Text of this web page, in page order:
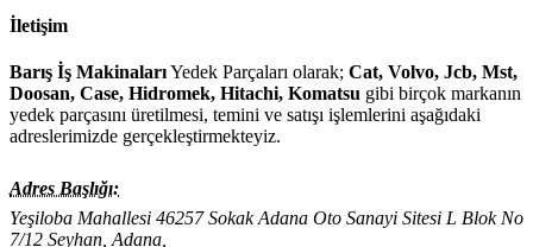
İletişim
Barış İş MakinalarıYedek Parçaları olarak; Cat, Volvo, Jcb, Mst,
Doosan, Case, Hidromek, Hitachi, Komatsu gibi birçok markanın
yedek parçasını üretilmesi, temini ve satışı işlemlerini aşağıdaki
adreslerimizde gerçekleştirmekteyiz.
Adres Başlığı:
Yeşiloba Mahallesi 46257 Sokak Adana Oto Sanayi Sitesi L Blok No
7/12 Seyhan, Adana,